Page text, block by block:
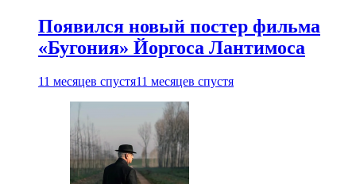
Появился новый постер фильма
«Бугония» Йоргоса Лантимоса
11 месяцев спустя11 месяцев спустя